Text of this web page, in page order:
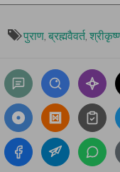
पुराण, ब्रह्मवैवर्त,